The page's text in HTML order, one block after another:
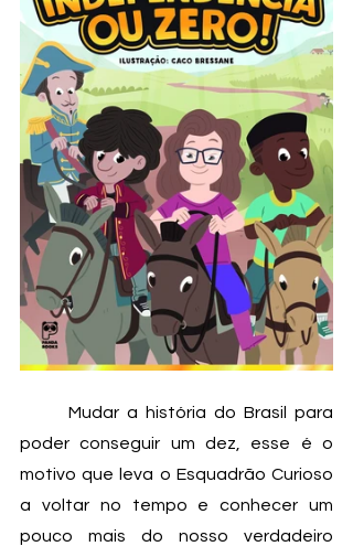
poder conseguir um dez, esse é o
motivo que leva o Esquadrão Curioso
a voltar no tempo e conhecer um
pouco mais do nosso verdadeiro